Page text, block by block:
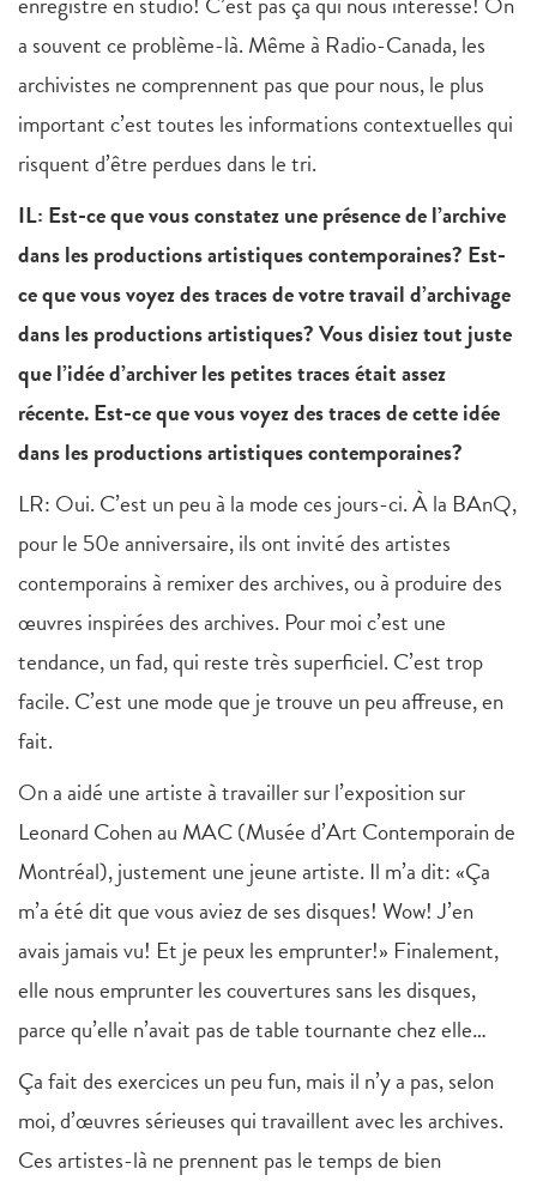
a souvent ce problème-là. Même à Radio-Canada, les
archivistes ne comprennent pas que pour nous, le plus
important c’est toutes les informations contextuelles qui
risquent d’être perdues dans le tri.
IL: Est-ce que vous constatez une présence de l’archive
dans les productions artistiques contemporaines? Est-
ce que vous voyez des traces de votre travail d’archivage
dans les productions artistiques? Vous disiez tout juste
que l’idée d’archiver les petites traces était assez
récente. Est-ce que vous voyez des traces de cette idée
dans les productions artistiques contemporaines?
LR: Oui. C’est un peu à la mode ces jours-ci. À la BAnQ,
pour le 50e anniversaire, ils ont invité des artistes
contemporains à remixer des archives, ou à produire des
œuvres inspirées des archives. Pour moi c’est une
tendance, un fad, qui reste très superficiel. C’est trop
facile. C’est une mode que je trouve un peu affreuse, en
fait.
On a aidé une artiste à travailler sur l’exposition sur
Leonard Cohen au MAC (Musée d’Art Contemporain de
Montréal), justement une jeune artiste. Il m’a dit: «Ça
m’a été dit que vous aviez de ses disques! Wow! J’en
avais jamais vu! Et je peux les emprunter!» Finalement,
elle nous emprunter les couvertures sans les disques,
parce qu’elle n’avait pas de table tournante chez elle…
Ça fait des exercices un peu fun, mais il n’y a pas, selon
moi, d’œuvres sérieuses qui travaillent avec les archives.
Ces artistes-là ne prennent pas le temps de bien